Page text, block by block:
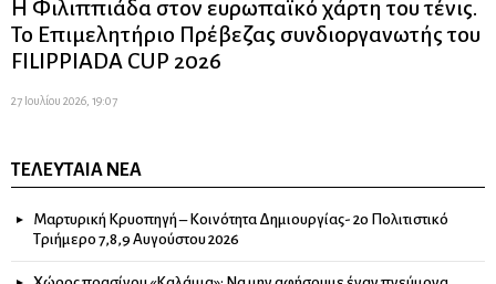
Η Φιλιππιάδα στον ευρωπαϊκό χάρτη του τένις.
Το Επιμελητήριο Πρέβεζας συνδιοργανωτής του
FILIPPIADA CUP 2026
27 Ιουλίου 2026, 19:07
ΤΕΛΕΥΤΑΊΑ ΝΈΑ
Μαρτυρική Κρυοπηγή – Κοινότητα Δημιουργίας- 2ο Πολιτιστικό
Τριήμερο 7,8,9 Αυγούστου 2026